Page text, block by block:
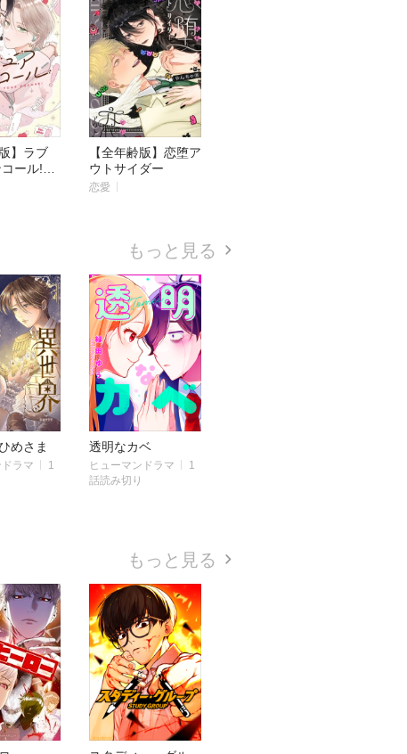
】ラブ
ール!
】
【全年齢版】恋堕ア
ウトサイダー
恋愛
もっと見る
めさま
ラマ
1
透明なカベ
ヒューマンドラマ
1
話読み切り
もっと見る